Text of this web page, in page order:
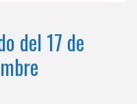
del 17 de